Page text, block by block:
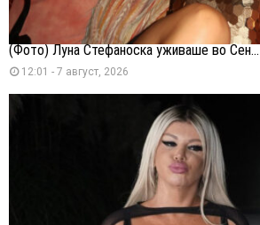
(Фото) Луна Стефаноска уживаше во Сен...
12:01 - 7 август, 2026